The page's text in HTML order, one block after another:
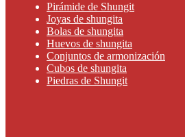
Pirámide de Shungit
Joyas de shungita
Bolas de shungita
Huevos de shungita
Conjuntos de armonización
Cubos de shungita
Piedras de Shungit